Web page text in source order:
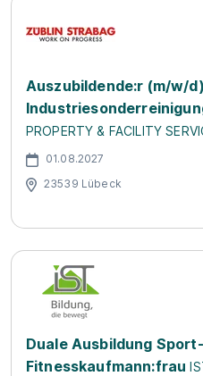
Auszubildende:r (m/w/
PROPERTY & FACILITY
01.08.2027
23539 Lübeck
Duale Ausbildung
Fitnesskaufmann:frau